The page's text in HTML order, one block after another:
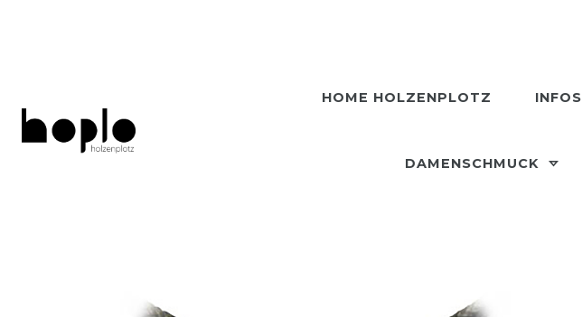
HOME HOLZENPLOTZ INFOS
DAMENSCHMUCK